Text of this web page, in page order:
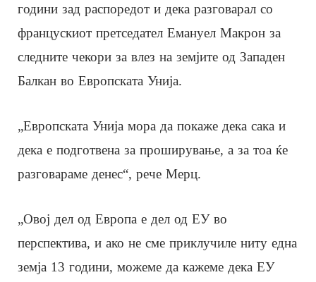
години зад распоредот и дека разговарал со
францускиот претседател Емануел Макрон за
следните чекори за влез на земјите од Западен
Балкан во Европската Унија.
„Европската Унија мора да покаже дека сака и
дека е подготвена за проширување, а за тоа ќе
разговараме денес“, рече Мерц.
„Овој дел од Европа е дел од ЕУ во
перспектива, и ако не сме приклучиле ниту една
земја 13 години, можеме да кажеме дека ЕУ